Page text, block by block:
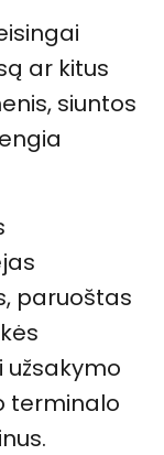
ar kitus
siuntos
paruoštas
terminalo